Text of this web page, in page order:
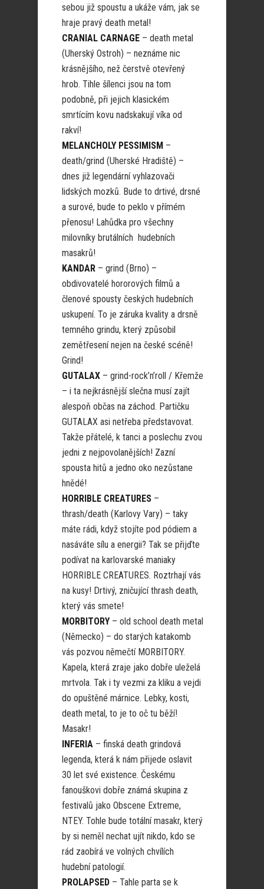
sebou již spoustu a ukáže vám, jak se
hraje pravý death metal!
CRANIAL CARNAGE – death metal
(Uherský Ostroh) – neznáme nic
krásnějšího, než čerstvě otevřený
hrob. Tihle šílenci jsou na tom
podobně, při jejich klasickém
smrtícím kovu nadskakují víka od
rakví!
MELANCHOLY PESSIMISM –
death/grind (Uherské Hradiště) –
dnes již legendární vyhlazovači
lidských mozků. Bude to drtivé, drsné
a surové, bude to peklo v přímém
přenosu! Lahůdka pro všechny
milovníky brutálních hudebních
masakrů!
KANDAR – grind (Brno) –
obdivovatelé hororových filmů a
členové spousty českých hudebních
uskupení. To je záruka kvality a drsně
temného grindu, který způsobil
zemětřesení nejen na české scéně!
Grind!
GUTALAX – grind-rock’n’roll / Křemže
– i ta nejkrásnější slečna musí zajít
alespoň občas na záchod. Partičku
GUTALAX asi netřeba představovat.
Takže přátelé, k tanci a poslechu zvou
jedni z nejpovolanějších! Zazní
spousta hitů a jedno oko nezůstane
hnědé!
HORRIBLE CREATURES –
thrash/death (Karlovy Vary) – taky
máte rádi, když stojíte pod pódiem a
nasáváte sílu a energii? Tak se přijďte
podívat na karlovarské maniaky
HORRIBLE CREATURES. Roztrhají vás
na kusy! Drtivý, zničující thrash death,
který vás smete!
MORBITORY – old school death metal
(Německo) – do starých katakomb
vás pozvou němečtí MORBITORY.
Kapela, která zraje jako dobře uleželá
mrtvola. Tak i ty vezmi za kliku a vejdi
do opuštěné márnice. Lebky, kosti,
death metal, to je to oč tu běží!
Masakr!
INFERIA – finská death grindová
legenda, která k nám přijede oslavit
30 let své existence. Českému
fanouškovi dobře známá skupina z
festivalů jako Obscene Extreme,
NTEY. Tohle bude totální masakr, který
by si neměl nechat ujít nikdo, kdo se
rád zaobírá ve volných chvílích
hudební patologií.
PROLAPSED – Tahle parta se k